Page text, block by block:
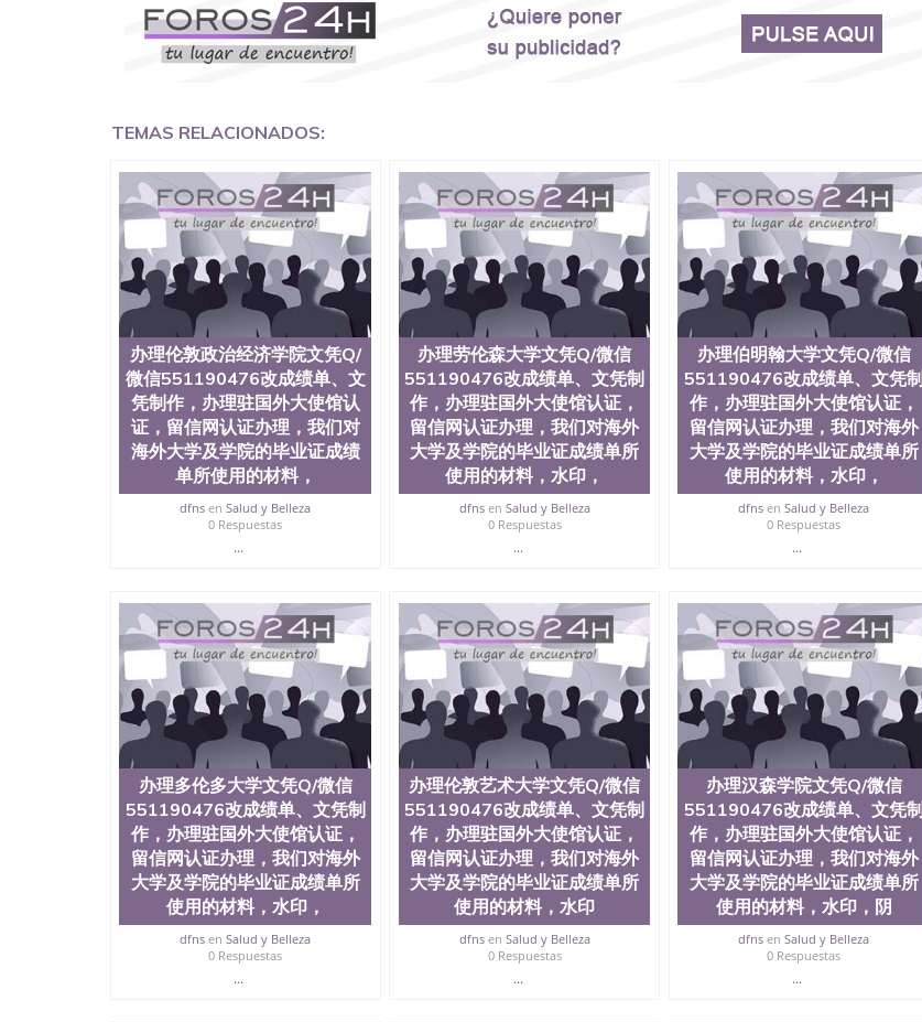
的毕业证成绩单可以吗551190476哪里可以办理水印成绩单551190476哪里可以修改成绩单GPA分数
551190476假毕业证能查出来吗551190476假文凭网上能查到吗551190476 如何拿到国外毕业证QQ微信
551190476办假大学毕业证QQ微信551190476国外毕业证去哪认证QQ微信551190476找毕业证封皮QQ微信
有用吗QQ微信551190476德国留学回国证明QQ微信551190476爱尔兰留学回国证明QQ微信551190476国外
外本科毕业证怎么办理QQ微信551190476国外大学文凭真制作QQ微信551190476办国外文凭可找工作QQ微
信551190476国外大学有毕业证QQ微信551190476办理国外毕业证价格QQ微信551190476国外编号查询QQ
微信551190476办理国外文凭要交定金吗QQ微信551190476办国外可查文凭QQ微信551190476网上购买真
文凭可信吗QQ微信551190476学士学位证书查询机构QQ微信551190476 国外资格证书办理QQ微信
551190476如何办理学历认证QQ微信551190476海外文凭认证办理QQ微信551190476 圣何塞州立大学
（San Jose State University, 又译为“圣荷西州立大学”）成立于1857年，简称SJSU，是加州历史悠久的大
学之一，也是美西地区的公立大学之一。位于圣何塞市San Jose中心，占地154公顷。它是一所位于加利
福尼亚州的著名综合性公立大学，它以极高的就业率，全美名列前茅的毕业薪资，浓厚的多元化学术氛
围，杰出的本科教育质量，被《福克斯》杂志评选为全美50强公立综合性大学，每年有来自世界各地的成
百上千的海外学生前往求学。 至今，这是一所在世界上享有学术地位、声誉、实习机会和影响力的高等教
育机构，并获誉为美国本科教育质量的核心代表。其计算机系与会计系更是在当今美国大学教学排名中表
现优异。其毕业生大多可以在其所处地域的世界硅谷中心得到工作机会。许多硅谷公司甚至在学生大三和
大四的学期提供许多相应科系的实习机会。无论是加州大学系统(UC)，还是加州州立大学系统(CSU), 圣何
塞州立大学都占据着加州所有大学中的地理位置。 圣何塞州立大学座落于硅谷(Silicon Valley), 于附近的旧
金山-圣何塞地区为全美的重要科技中心。约有学生三万人，超过134种学士学科和65个硕士学科，并有来
自世界60余国的学生来此就读。其有名的科系如计算机科学，电子工程学，工商管理学，艺术设计，和航
空学等，深受性肯定及好评；而各种大学部和研究所的商学课程也吸引了众多不同国家的专业人士前来研
究与学习。 二、办理流程： 1、收集客户办理信息； 2、客户付定金下单； 3、公司确认到账转制作点做电
子图； 4、电子图做好发给客户确认； 5、电子图确认好转成品部做成品； 6、成品做好拍照或者视频确认
真实可查认证办理，存档可查，终身受用。 四、办理流程农业科学院、艺术与建筑学院、商学院、交流学
院、地球及物质科学院、教育学院、工程学院、健康与人类发展学院、信息工程与科学学院、人文学院、
护理学院、科学学院等。学校的教育学院排名在全美前十名，工学院排名在前十五名，且继续攀升中。纽
约大学为学生们提供本科、硕士及博士学位。学校的专业课程包括：会计学、MBA、财务、教育、建筑工
程、经济、医学、护理、文学、音乐、生物学、统计学、美术、电子工程、天文学、农业、环境污染控
制、历史、电气工程、生物工程、建筑设计、工商管理、材料科学、机械工程、航天工程、土木工程、数
学、化学、英语、社会科学、心理学、戏剧、市场营销、机械工程、计算机科学、物理学、人工智能、商
科、金融专业 1、客户提供相关材料，确定客户办理信息，给出操作方案； 2、补充毕业证成绩单等相关材
料； 3、留服注册申请账号，付定金； 4、预约递交时间，公司人员陪同客户本人一起去留服递交材料；
5、等待结果，完成结果书留服直接邮寄给客户 6、客户确认收到结果，付余款。 我们对海外大学及学院的
毕业证成绩单所使用的材料，尺寸大小，防伪结构（包括：水印，阴影底纹，钢印LOGO烫金烫银，LOGO
烫金烫银复合重叠。 文字图案浮雕，激光镭射，紫外荧光，温感，复印防伪）都有原版本文凭对照。质量
得到了广大海外客户群体的认可，同时和海外学校留学中介， 同时能做到与时俱进，及时掌握各大院校的
（毕业证，成绩单，资格证，学生卡，结业证，录取通知书，在读证明等相关材料）的版本更新信息， 能
够在时间掌握的海外学历文凭的样版，尺寸大小，纸张材质，防伪技术等等，并在时间收集到原版实物，
以求达到客户的需求。 我们的优势： 我们在保证合理定价的同时，坚持较高性价比，通过品质和效率不断
优化，为您倾情诠释什么是高性价比。 咨询顾问：Sam q/微信:551190476 Q/微信:551190476办理毕业证
TEMAS RELACIONADOS:
办理伦敦政治经济学院文凭Q/
微信551190476改成绩单、文
凭制作，办理驻国外大使馆认
证，留信网认证办理，我们对
海外大学及学院的毕业证成绩
单所使用的材料，
dfns enSalud y Belleza
0 Respuestas
...
办理劳伦森大学文凭Q/微信
551190476改成绩单、文凭制
作，办理驻国外大使馆认证，
留信网认证办理，我们对海外
大学及学院的毕业证成绩单所
使用的材料，水印，
dfnsen Salud y Belleza
0 Respuestas
...
办理伯明翰大学文凭Q/微信
551190476改成绩单、文凭制
作，办理驻国外大使馆认证，
留信网认证办理，我们对海外
大学及学院的毕业证成绩单所
使用的材料，水印，
dfns enSalud y Belleza
0 Respuestas
...
办理多伦多大学文凭Q/微信
551190476改成绩单、文凭制
作，办理驻国外大使馆认证，
留信网认证办理，我们对海外
大学及学院的毕业证成绩单所
使用的材料，水印，
dfns enSalud y Belleza
0 Respuestas
...
办理伦敦艺术大学文凭Q/微信
551190476改成绩单、文凭制
作，办理驻国外大使馆认证，
留信网认证办理，我们对海外
大学及学院的毕业证成绩单所
使用的材料，水印
dfnsen Salud y Belleza
0 Respuestas
...
办理汉森学院文凭Q/微信
551190476改成绩单、文凭制
作，办理驻国外大使馆认证，
留信网认证办理，我们对海外
大学及学院的毕业证成绩单所
使用的材料，水印，阴
dfns enSalud y Belleza
0 Respuestas
...